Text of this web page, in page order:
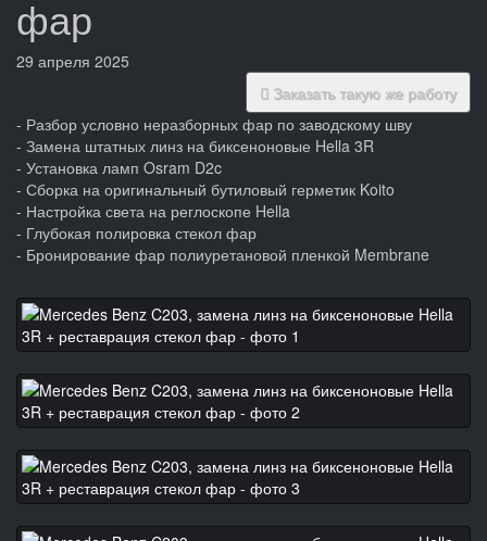
фар
29 апреля 2025
Заказать такую же работу
- Разбор условно неразборных фар по заводскому шву
- Замена штатных линз на биксеноновые Hella 3R
- Установка ламп Osram D2c
- Сборка на оригинальный бутиловый герметик Koito
- Настройка света на реглоскопе Hella
- Глубокая полировка стекол фар
- Бронирование фар полиуретановой пленкой Membrane